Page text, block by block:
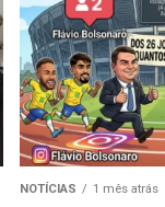
NOTÍCIAS 1 mês atrás